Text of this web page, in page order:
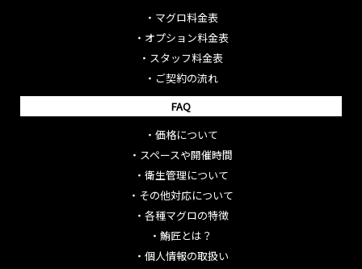
・ マグロ料金表
・ オプション料金表
・ スタッフ料金表
・ ご契約の流れ
FAQ
・ 価格について
・ スペースや開催時間
・ 衛生管理について
・ その他対応について
・ 各種マグロの特徴
・ 鮪匠とは？
・ 個人情報の取扱い